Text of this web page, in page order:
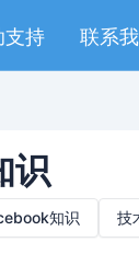
支持 联系
识
知识 技